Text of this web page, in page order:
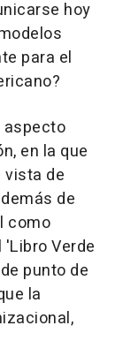
hoy
para el
aspecto
en la que
vista de
de
como
Verde
punto de
la